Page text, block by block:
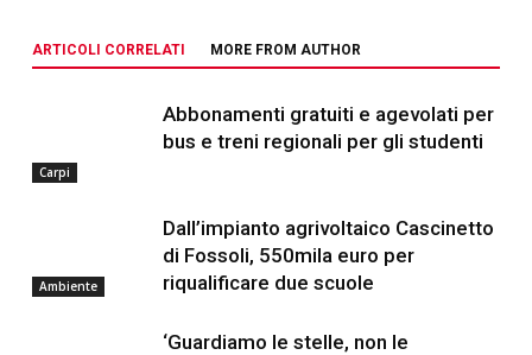
ARTICOLI CORRELATI MORE FROM AUTHOR
Carpi
Abbonamenti gratuiti e agevolati per
bus e treni regionali per gli studenti
Ambiente
Dall’impianto agrivoltaico Cascinetto
di Fossoli, 550mila euro per
riqualificare due scuole
‘Guardiamo le stelle, non le